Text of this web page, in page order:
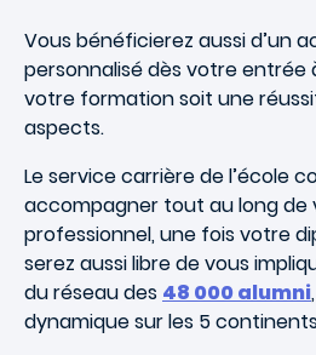
Vous bénéficierez aussi d’un
personnalisé dès votre entrée
votre formation soit une
aspects.
Le service carrière de l’école
accompagner tout au long de
professionnel, une fois votre
serez aussi libre de vous
du réseau des 48 000alumni
dynamique sur les 5